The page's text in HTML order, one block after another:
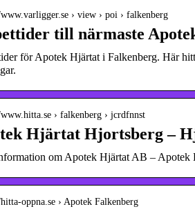
› view › poi › falkenberg
till närmaste
för Apotek Hjärtat i Falkenberg. Här
› falkenberg › jcrdfnnst
Hjärtat Hjortsberg –
om Apotek Hjärtat AB – Apotek
oppna.se › Apotek Falkenberg